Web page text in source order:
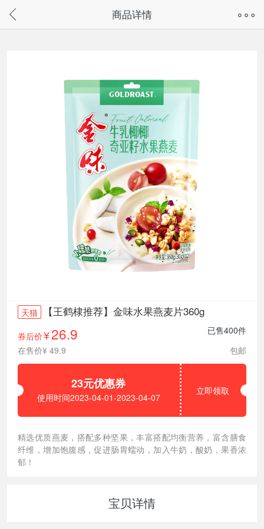
请通过微信或支付宝搜“奇兔客小程序”访问
商品详情
天猫 【王鹤棣推荐】金味水果燕麦片360g
券后价¥26.9
已售400件
在售价¥ 49.9
包邮
23元优惠券
使用时间2023-04-01-2023-04-07
立即领取
精选优质燕麦，搭配多种坚果，丰富搭配均衡营养，富含膳食
纤维，增加饱腹感，促进肠胃蠕动，加入牛奶，酸奶，果香浓
郁！
宝贝详情